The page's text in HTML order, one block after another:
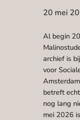
20 mei
Al begin
archief is
voor
betreft
nog lang
mei 2026